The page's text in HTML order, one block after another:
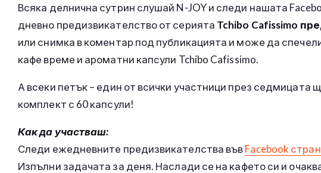
Всяка делнична сутрин слушай N-JOY и следи нашата
дневно предизвикателство от серията Tchibo Cafissimo
или снимка в коментар под публикацията и може да
кафе време и ароматни капсули Tchibo Cafissimo.
А всеки петък – един от всички участници през седмицата
комплект с 60 капсули!
Как да участваш:
Следи ежедневните предизвикателства въвFacebook
Изпълни задачата за деня. Наслади се на кафето си и